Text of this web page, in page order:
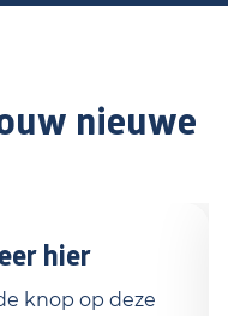
nieuwe
hier
knop op deze